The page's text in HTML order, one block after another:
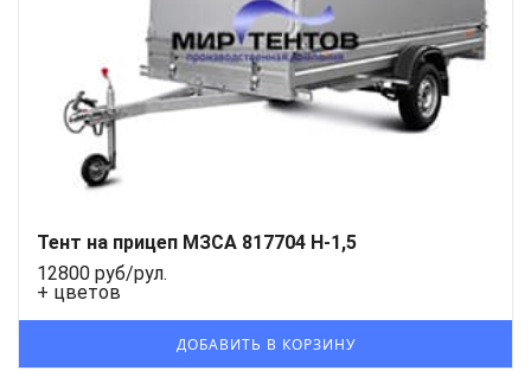
Тент на прицеп МЗСА 817704 H-1,5
12800 руб/рул.
+ цветов